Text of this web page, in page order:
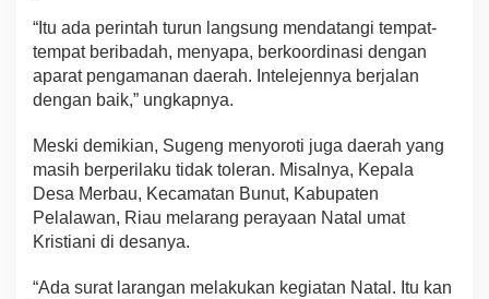
“Itu ada perintah turun langsung mendatangi tempat-
tempat beribadah, menyapa, berkoordinasi dengan
aparat pengamanan daerah. Intelejennya berjalan
dengan baik,” ungkapnya.
Meski demikian, Sugeng menyoroti juga daerah yang
masih berperilaku tidak toleran. Misalnya, Kepala
Desa Merbau, Kecamatan Bunut, Kabupaten
Pelalawan, Riau melarang perayaan Natal umat
Kristiani di desanya.
“Ada surat larangan melakukan kegiatan Natal. Itu kan